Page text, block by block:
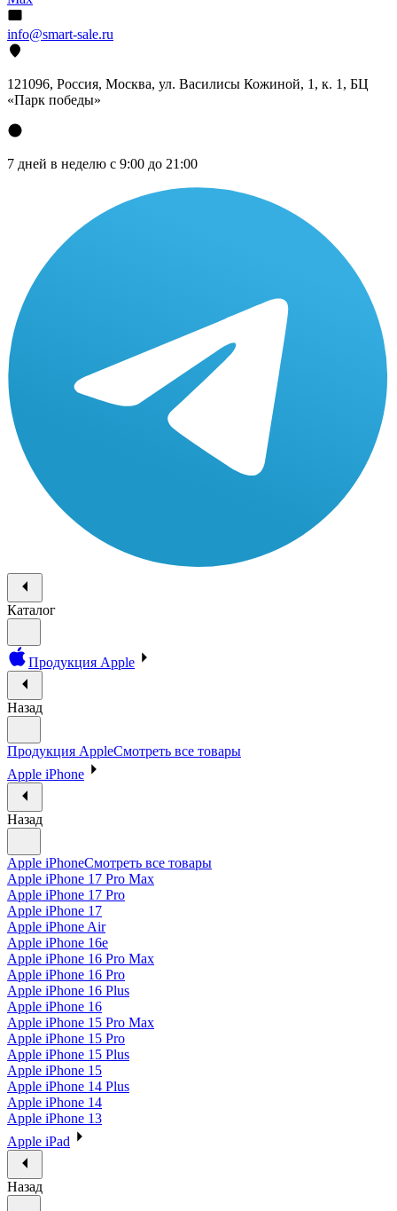
info@smart-sale.ru
121096, Россия, Москва, ул. Василисы Кожиной, 1, к. 1, БЦ
«Парк победы»
7 дней в неделю с 9:00 до 21:00
Каталог
Продукция Apple
Назад
Продукция AppleСмотреть все товары
Apple iPhone
Назад
Apple iPhoneСмотреть все товары
Apple iPhone 17 Pro Max
Apple iPhone 17 Pro
Apple iPhone 17
Apple iPhone Air
Apple iPhone 16e
Apple iPhone 16 Pro Max
Apple iPhone 16 Pro
Apple iPhone 16 Plus
Apple iPhone 16
Apple iPhone 15 Pro Max
Apple iPhone 15 Pro
Apple iPhone 15 Plus
Apple iPhone 15
Apple iPhone 14 Plus
Apple iPhone 14
Apple iPhone 13
Apple iPad
Назад